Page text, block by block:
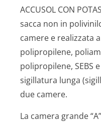
ACCUSOL CON
sacca non in
camere e realizzata
polipropilene,
polipropilene, SEBS
sigillatura lunga
due camere.
La camera grande